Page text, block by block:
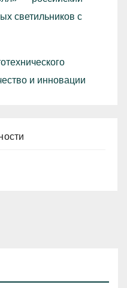
светильников с
и инновации